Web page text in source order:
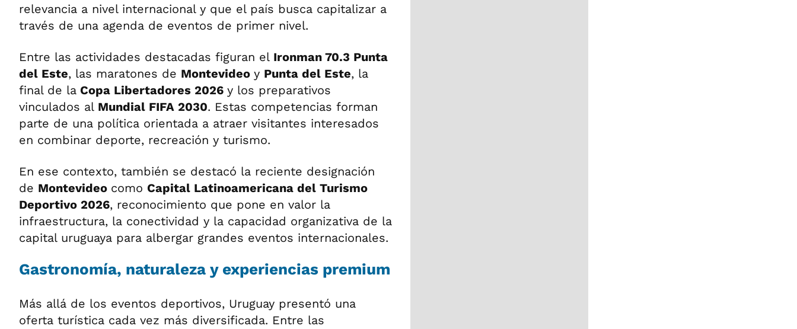
relevancia a nivel internacional y que el país busca capitalizar a
través de una agenda de eventos de primer nivel.
Entre las actividades destacadas figuran el Ironman 70.3 Punta
del Este, las maratones de Montevideo y Punta del Este, la
final de la Copa Libertadores 2026 y los preparativos
vinculados al Mundial FIFA 2030. Estas competencias forman
parte de una política orientada a atraer visitantes interesados
en combinar deporte, recreación y turismo.
En ese contexto, también se destacó la reciente designación
de Montevideo como Capital Latinoamericana del Turismo
Deportivo 2026, reconocimiento que pone en valor la
infraestructura, la conectividad y la capacidad organizativa de la
capital uruguaya para albergar grandes eventos internacionales.
Gastronomía, naturaleza y experiencias premium
Más allá de los eventos deportivos, Uruguay presentó una
oferta turística cada vez más diversificada. Entre las